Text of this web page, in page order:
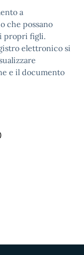
a
che possano
propri figli.
elettronico si
e il documento